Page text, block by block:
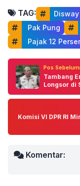
TAG: Disway
Pak Pung
Pajak 12
Pos
Tambang
Longsor di
Komisi VI DPR RI
Komentar: